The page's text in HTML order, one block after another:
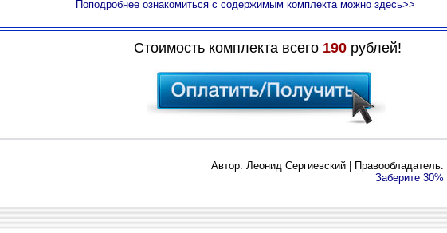
Поподробнее ознакомиться с содержимым комплекта можно здесь>>
Стоимость комплекта всего 190 рублей!
Автор: Леонид Сергиевский |
Заберите 30%